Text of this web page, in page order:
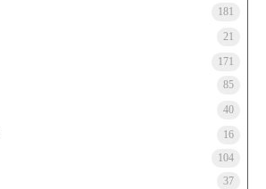
181
21
171
85
40
16
104
37